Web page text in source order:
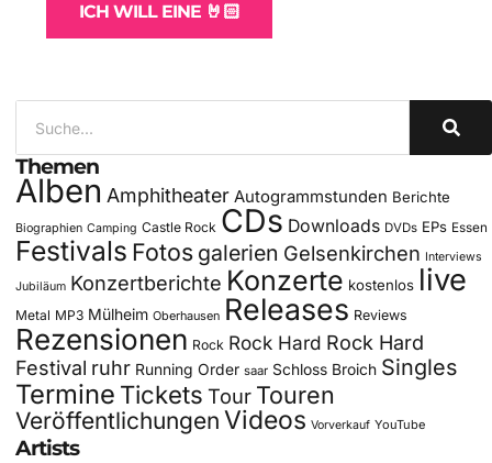
ICH WILL EINE 🤘🏻
Themen
Alben Amphitheater Autogrammstunden Berichte
Biographien Camping Castle Rock CDs Downloads DVDs EPs Essen
Festivals Fotos galerien Gelsenkirchen Interviews
Jubiläum Konzertberichte Konzerte kostenlos live
Metal MP3 Mülheim Oberhausen Releases Reviews
Rezensionen Rock Rock Hard Rock Hard
Festival ruhr Running Order saar Schloss Broich Singles
Termine Tickets Tour Touren
Veröffentlichungen Videos Vorverkauf YouTube
Artists